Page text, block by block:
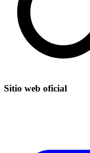
Sitio web oficial